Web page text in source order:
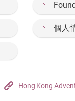
個人
Hong Kong